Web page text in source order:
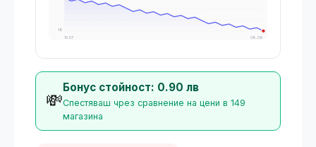
18
10.07
08.08
💸
Бонус стойност: 0.90 лв
Спестяваш чрез сравнение на цени в 149
магазина